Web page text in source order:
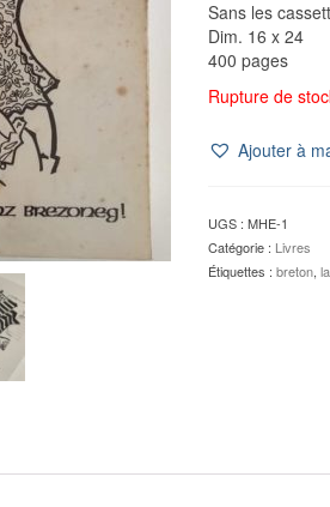
Sans les
Dim. 16 x 24
400 pages
Rupture de
Ajouter à
UGS : MHE-1
Catégorie : Livres
Étiquettes : breton,